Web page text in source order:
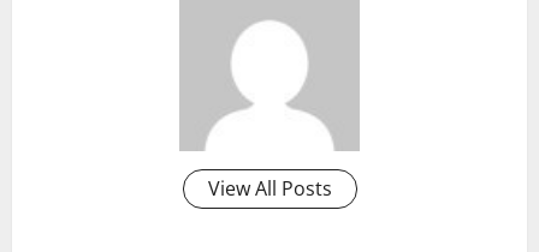
View All Posts